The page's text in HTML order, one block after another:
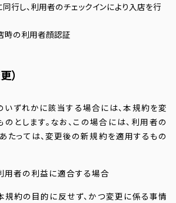
同行し、利用者のチェックインにより入店を行
店時の利用者顔認証
）
いずれかに該当する場合には、本規約を変
とします。なお、この場合には、利用者の
たっては、変更後の新規約を適用するもの
用者の利益に適合する場合
約の目的に反せず、かつ変更に係る事情